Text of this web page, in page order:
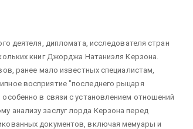
деятеля, дипломата, исследователя стран
книг Джорджа Натаниэля Керзона.
ранее мало известных специалистам,
восприятие "последнего рыцаря
в связи с установлением отношений
анализу заслуг лорда Керзона перед
документов, включая мемуары и